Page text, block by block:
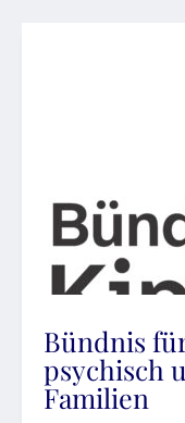
Bündnis
psychisch
Familien